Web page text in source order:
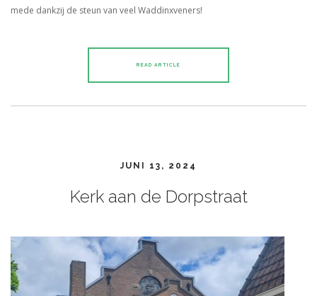
mede dankzij de steun van veel Waddinxveners!
READ ARTICLE
JUNI 13, 2024
Kerk aan de Dorpstraat